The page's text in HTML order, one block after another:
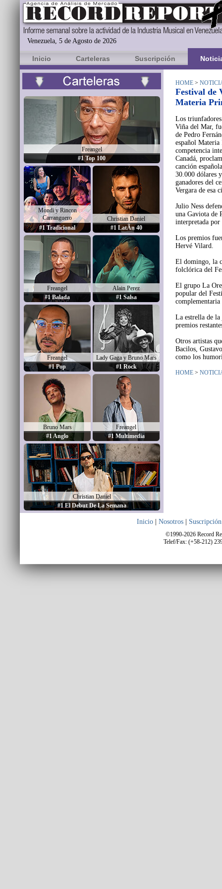
Venezuela, 5 de Agosto de 2026
Inicio Carteleras Suscripción
Freangel
#1 Top 100
Mondi y Rincon
Carranguero
#1 Tradicional
Christian Daniel
#1 LatÃ­n 40
Freangel
#1 Balada
Alain Perez
#1 Salsa
Freangel
#1 Pop
Lady Gaga y Bruno Mars
#1 Rock
Bruno Mars
#1 Anglo
Freangel
#1 Multimedia
Christian Daniel
#1 El Debut De La Semana
HOME >
Festival de
Materia
Los
Viña del Mar,
de Pedro
español
competencia
Canadá,
canción
30.000 dólares
ganadores del
Vergara de esa
Julio Ness
una Gaviota de
interpretada
Los premios
Hervé Vilard.
El domingo, la
folclórica del
El grupo La
popular del
La estrella de
premios
Otros artistas
Bacilos,
como los
HOME >
Inicio Nosotros Suscripción
©1990-2026 Record
Telef/Fax: (+58-212)